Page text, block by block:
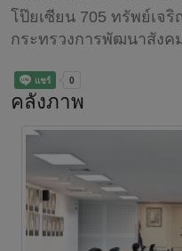
โป๊ยเซียน 705 ทรัพย์เจ
กระทรวงการพัฒนาสัง
คลังภาพ